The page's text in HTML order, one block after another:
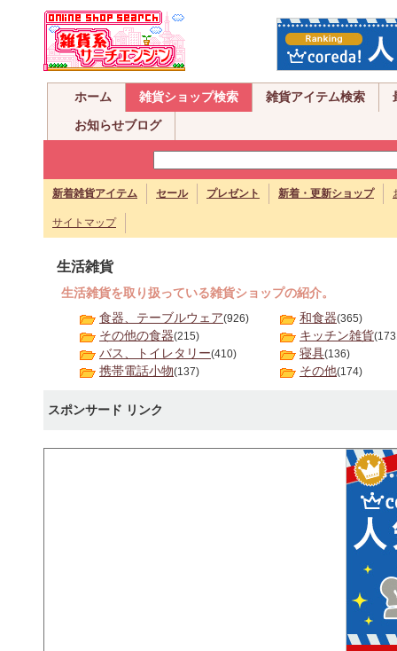
ホーム 雑貨ショップ検索 雑貨アイテム検索
お知らせブログ
新着雑貨アイテム セール プレゼント 新着・更新ショップ
サイトマップ
生活雑貨
生活雑貨を取り扱っている雑貨ショップの紹介。
食器、テーブルウェア(926) 和食器(365)
その他の食器(215) キッチン雑貨
バス、トイレタリー(410) 寝具(136)
携帯電話小物(137) その他(174)
スポンサード リンク